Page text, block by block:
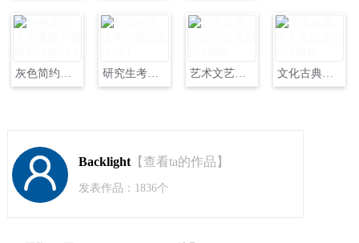
灰色简约大学课题中期研究报告PPT 研究生考试考研面试复试PPT 艺术文艺企业宣传画册PPT模板 文化古典艺术道德课件PPT模板
Backlight【查看ta的作品】
发表作品：1836个